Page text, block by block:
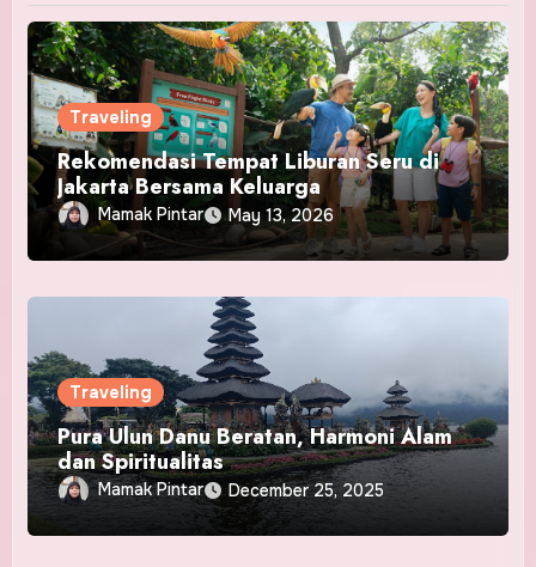
Traveling
Rekomendasi Tempat Liburan Seru di
Jakarta Bersama Keluarga
Mamak Pintar May 13, 2026
Traveling
Pura Ulun Danu Beratan, Harmoni Alam
dan Spiritualitas
Mamak Pintar December 25, 2025